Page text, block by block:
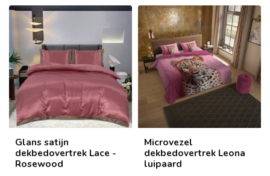
Glans satijn
dekbedovertrek Lace -
Rosewood
Microvezel
dekbedovertrek Leona
luipaard